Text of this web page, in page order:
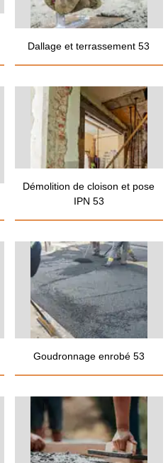
Dallage et terrassement 53
Démolition de cloison et pose
IPN 53
Goudronnage enrobé 53